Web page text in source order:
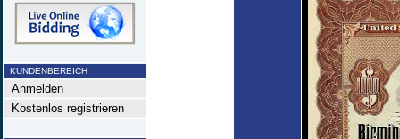
KUNDENBEREICH
Anmelden
Kostenlos registrieren